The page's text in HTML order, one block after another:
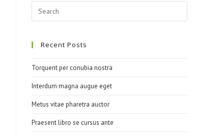
Recent Posts
Torquent per conubia nostra
Interdum magna augue eget
Metus vitae pharetra auctor
Praesent libro se cursus ante